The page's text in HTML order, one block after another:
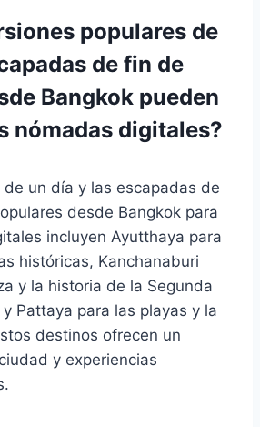
populares de
de fin de
Bangkok pueden
nómadas digitales?
de un día y las escapadas de
desde Bangkok para
incluyen Ayutthaya para
históricas, Kanchanaburi
y la historia de la Segunda
Pattaya para las playas y la
destinos ofrecen un
y experiencias